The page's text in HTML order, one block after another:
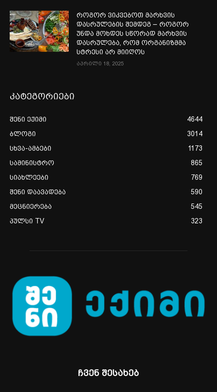
როგორ ვიკვებოთ მარხვის
დასრულების შემდეგ – როგორ
უნდა მოხდეს სწორად მარხვის
დასრულება, რომ ორგანიზმმა
სტრესი არ მიიღოს
აპრილი 18, 2025
კატეგორიები
შენი ექიმი
4644
ბლოგი
3014
სხვა-ამბები
1173
სამინისტრო
865
სიახლეები
769
შენი დაავადება
590
მეცნიერება
545
პულსი TV
323
ჩვენ შესახებ